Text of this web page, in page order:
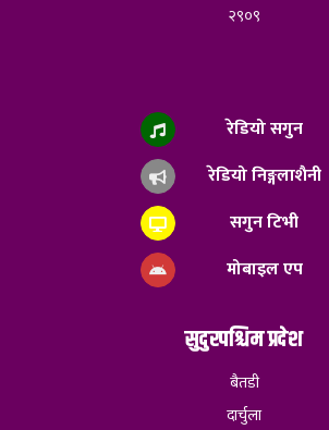
२९०९
रेडियो सगुन
रेडियो निङ्गलाशैनी
सगुन टिभी
मोबाइल एप
सुदुरपश्चिम प्रदेश
बैतडी
दार्चुला